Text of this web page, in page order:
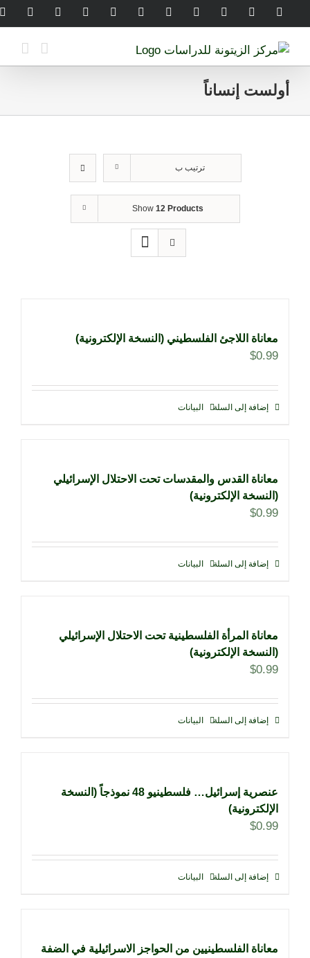
to
content
Facebook
Instagram
YouTube
Tiktok
Threads
LinkedIn
SoundCloud
WhatsApp
أولست إنساناً
ترتيب ب
Show 12 Products
معاناة اللاجئ الفلسطيني (النسخة الإلكترونية)
$0.99
إضافة إلى السلة البيانات
معاناة القدس والمقدسات تحت الاحتلال الإسرائيلي
(النسخة الإلكترونية)
$0.99
إضافة إلى السلة البيانات
معاناة المرأة الفلسطينية تحت الاحتلال الإسرائيلي
(النسخة الإلكترونية)
$0.99
إضافة إلى السلة البيانات
عنصرية إسرائيل… فلسطينيو 48 نموذجاً (النسخة
الإلكترونية)
$0.99
إضافة إلى السلة البيانات
معاناة الفلسطينيين من الحواجز الاسرائيلية في الضفة